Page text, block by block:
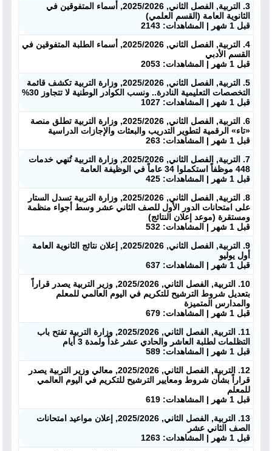
3. التربية, الفصل الثاني, 2025/2026, أسماء المتفوقين في
الثانوية العامة (القسم العلمي)
قبل 1 شهر | المشاهدات: 2143
4. التربية, الفصل الثاني, 2025/2026, أسماء الطلبة المتفوقين في
القسم الأدبي
قبل 1 شهر | المشاهدات: 2053
5. التربية, الفصل الثاني, 2025/2026, وزارة التربية تكشف قائمة
التخصصات التعليمية النادرة.. ونسب الكوادر الوطنية لا تتجاوز 30%
قبل 1 شهر | المشاهدات: 1027
6. التربية, الفصل الثاني, 2025/2026, وزارة التربية تطلق منصة
«تاء» الرقمية لتطوير التدريب والبعثات والإجازات الدراسية
قبل 1 شهر | المشاهدات: 263
7. التربية, الفصل الثاني, 2025/2026, وزارة التربية تُنهي خدمات
448 موظفاً استكملوا 34 عاماً في الوظيفة العامة
قبل 1 شهر | المشاهدات: 425
8. التربية, الفصل الثاني, 2025/2026, وزارة التربية تسدل الستار
على امتحانات الدور الأول للصف الثاني عشر وسط أجواء منظمة
ومستقرة (موعد إعلان النتائج)
قبل 1 شهر | المشاهدات: 532
9. التربية, الفصل الثاني, 2025/2026, إعلان نتائج الثانوية العامة
أول يوليو
قبل 1 شهر | المشاهدات: 637
10. التربية, الفصل الثاني, 2025/2026, وزير التربية يصدر قراراً
بتعديل شروط الترشيح للتكريم في اليوم العالمي للمعلم
والمدارس المتميزة
قبل 1 شهر | المشاهدات: 679
11. التربية, الفصل الثاني, 2025/2026, وزارة التربية تفتح باب
التظلمات لطلبة العاشر والحادي عشر غداً ولمدة 3 أيام
قبل 1 شهر | المشاهدات: 589
12. التربية, الفصل الثاني, 2025/2026, معالي وزير التربية يصدر
قراراً بشأن شروط ومعايير الترشيح للتكريم في اليوم العالمي
للمعلم
قبل 1 شهر | المشاهدات: 619
13. التربية, الفصل الثاني, 2025/2026, إعلان مواعيد امتحانات
الصف الثاني عشر
قبل 1 شهر | المشاهدات: 1263